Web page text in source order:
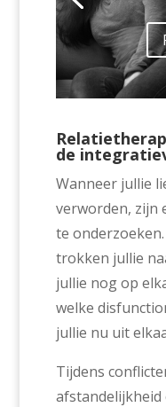
de
Wanneer jullie
verworden, zijn
te
trokken jullie
jullie nog op
welke
jullie nu uit
Tijdens